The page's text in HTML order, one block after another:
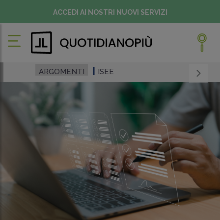
ACCEDI AI NOSTRI NUOVI SERVIZI
ARGOMENTI ISEE